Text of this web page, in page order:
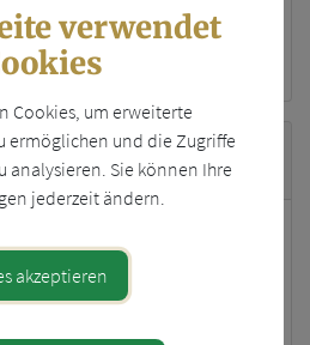
verwendet
Cookies, um erweiterte
ermöglichen und die Zugriffe
analysieren. Sie können Ihre
jederzeit ändern.
akzeptieren